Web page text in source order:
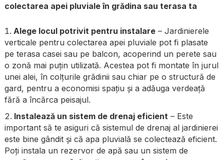
colectarea apei pluviale în grădina sau terasa ta
Alege locul potrivit pentru instalare– Jardinierele
verticale pentru colectarea apei pluviale pot fi plasate
pe terasa casei sau pe balcon, acoperind un perete sau
o zonă mai puțin utilizată. Acestea pot fi montate în jurul
unei alei, în colțurile grădinii sau chiar pe o structură de
gard, pentru a economisi spațiu și a adăuga verdeață
fără a încărca peisajul.
Instalează un sistem de drenaj eficient – Este
important să te asiguri că sistemul de drenaj al jardinierei
este bine gândit și că apa pluvială se colectează eficient.
Poți instala un rezervor de apă sau un sistem de